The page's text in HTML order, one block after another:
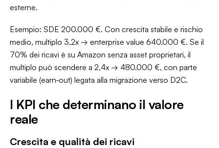
esterne.
Esempio: SDE 200.000 €. Con crescita stabile e rischio
medio, multiplo 3,2x → enterprise value 640.000 €. Se il
70% dei ricavi è su Amazon senza asset proprietari, il
multiplo può scendere a 2,4x → 480.000 €, con parte
variabile (earn‑out) legata alla migrazione verso D2C.
I KPI che determinano il valore
reale
Crescita e qualità dei ricavi